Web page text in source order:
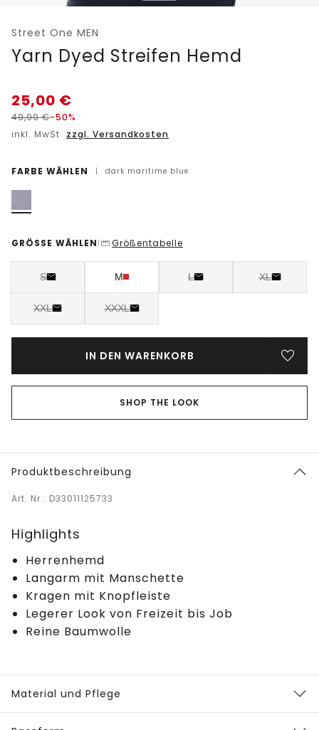
Street One MEN
Yarn Dyed Streifen Hemd
25,00 €
49,99€-50%
inkl. MwSt. zzgl. Versandkosten
FARBE WÄHLEN | dark maritime blue
GRÖSSE WÄHLEN | Größentabelle
S M L XL
XXL XXXL
IN DEN WARENKORB
SHOP THE LOOK
Produktbeschreibung
Art. Nr.: D33011125733
Highlights
Herrenhemd
Langarm mit Manschette
Kragen mit Knopfleiste
Legerer Look von Freizeit bis Job
Reine Baumwolle
Material und Pflege